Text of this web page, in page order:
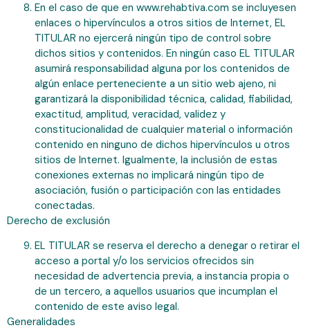
En el caso de que en www.rehabtiva.com se incluyesen
enlaces o hipervínculos a otros sitios de Internet, EL
TITULAR no ejercerá ningún tipo de control sobre
dichos sitios y contenidos. En ningún caso EL TITULAR
asumirá responsabilidad alguna por los contenidos de
algún enlace perteneciente a un sitio web ajeno, ni
garantizará la disponibilidad técnica, calidad, fiabilidad,
exactitud, amplitud, veracidad, validez y
constitucionalidad de cualquier material o información
contenido en ninguno de dichos hipervínculos u otros
sitios de Internet. Igualmente, la inclusión de estas
conexiones externas no implicará ningún tipo de
asociación, fusión o participación con las entidades
conectadas.
Derecho de exclusión
EL TITULAR se reserva el derecho a denegar o retirar el
acceso a portal y/o los servicios ofrecidos sin
necesidad de advertencia previa, a instancia propia o
de un tercero, a aquellos usuarios que incumplan el
contenido de este aviso legal.
Generalidades